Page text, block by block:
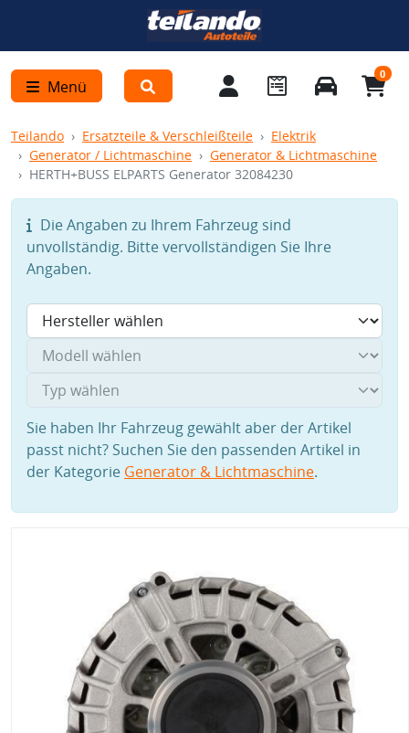
Menü
0
Teilando Ersatzteile & Verschleißteile
Elektrik
Generator / Lichtmaschine
Generator & Lichtmaschine
HERTH+BUSS ELPARTS Generator 32084230
Die Angaben zu Ihrem Fahrzeug sind
unvollständig. Bitte vervollständigen Sie Ihre
Angaben.
Sie haben Ihr Fahrzeug gewählt aber der Artikel
passt nicht? Suchen Sie den passenden Artikel in
der Kategorie Generator & Lichtmaschine.